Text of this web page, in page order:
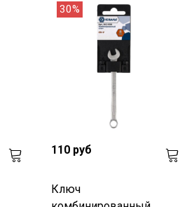
30%
110 руб
Ключ